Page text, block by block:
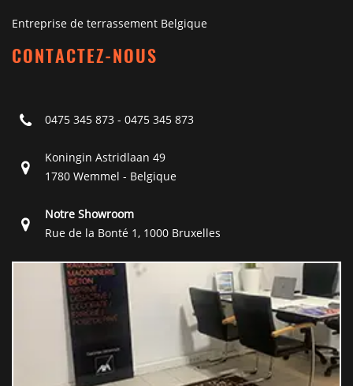
Entreprise de terrassement Belgique
CONTACTEZ-NOUS
0475 345 873 - 0475 345 873
Koningin Astridlaan 49
1780 Wemmel - Belgique
Notre Showroom
Rue de la Bonté 1, 1000 Bruxelles